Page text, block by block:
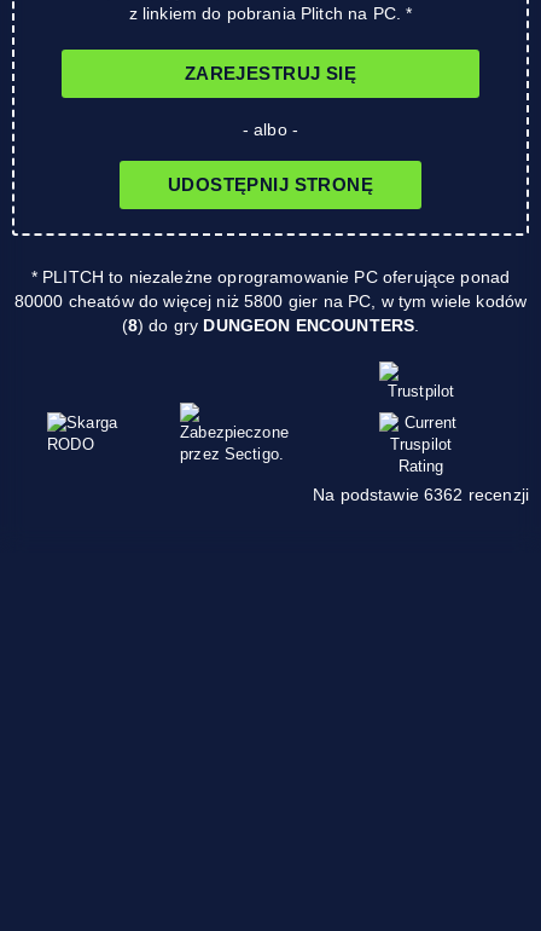
z linkiem do pobrania Plitch na PC. *
ZAREJESTRUJ SIĘ
- albo -
UDOSTĘPNIJ STRONĘ
* PLITCH to niezależne oprogramowanie PC oferujące ponad
80000 cheatów do więcej niż 5800 gier na PC, w tym wiele kodów
(8) do gry DUNGEON ENCOUNTERS
Na podstawie 6362 recenzji